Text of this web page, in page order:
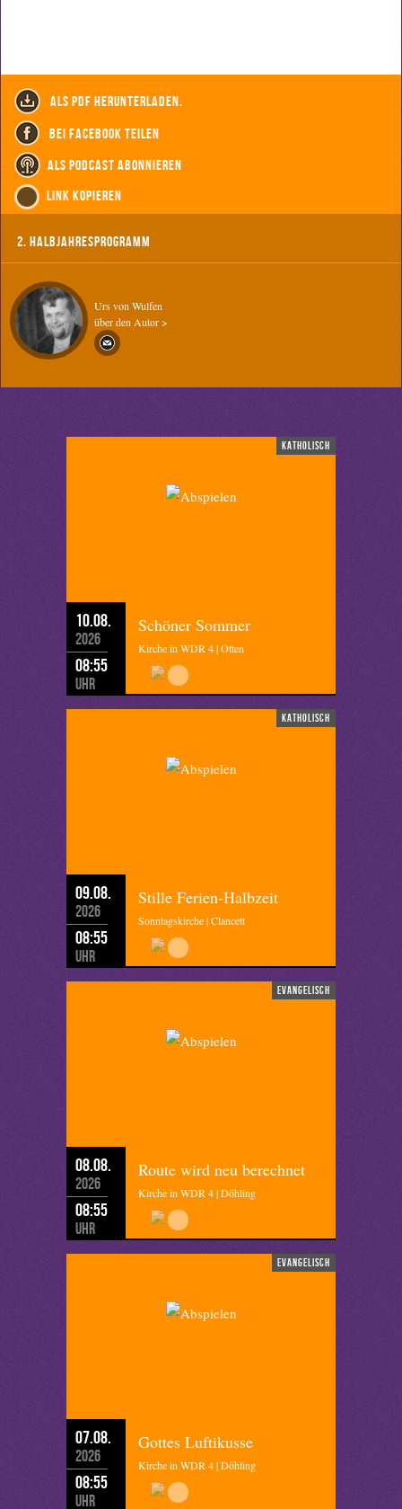
als PDF herunterladen.
bei Facebook teilen
als Podcast abonnieren
Link kopieren
2. Halbjahresprogramm
Urs von Wulfen
über den Autor >
katholisch
10.08.
2026
08:55
Uhr
Schöner Sommer
Kirche in WDR 4 | Otten
katholisch
09.08.
2026
08:55
Uhr
Stille Ferien-Halbzeit
Sonntagskirche | Clancett
evangelisch
08.08.
2026
08:55
Uhr
Route wird neu berechnet
Kirche in WDR 4 | Döhling
evangelisch
07.08.
2026
08:55
Uhr
Gottes Luftikusse
Kirche in WDR 4 | Döhling